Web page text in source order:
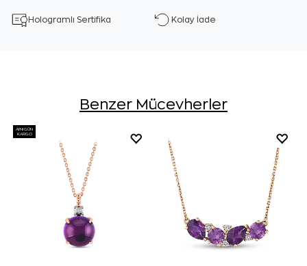
Hologramlı Sertifika Kolay İade
Benzer Mücevherler
AYNI GÜN
KARGO